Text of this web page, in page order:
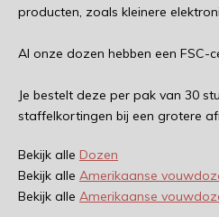
producten, zoals kleinere
Al onze dozen hebben een FSC-
Je bestelt deze per pak van 30
staffelkortingen bij een grotere
Bekijk alle Dozen
Bekijk alle Amerikaanse
Bekijk alle Amerikaanse